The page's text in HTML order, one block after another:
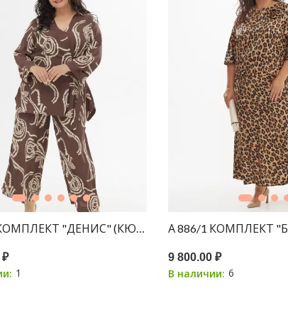
"ДЕНИС" (КЮЛОТЫ + БЛУЗА)
₽
1
А 886/1 КОМПЛЕКТ
9 800.00 ₽
В наличии: 6